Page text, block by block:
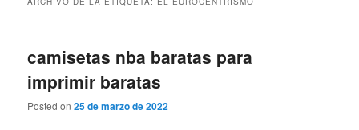
camisetas nba baratas para
imprimir baratas
Posted on25 de marzo de 2022